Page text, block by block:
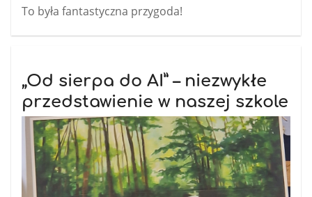
To była fantastyczna przygoda!
„Od sierpa do AI” – niezwykłe
przedstawienie w naszej szkole